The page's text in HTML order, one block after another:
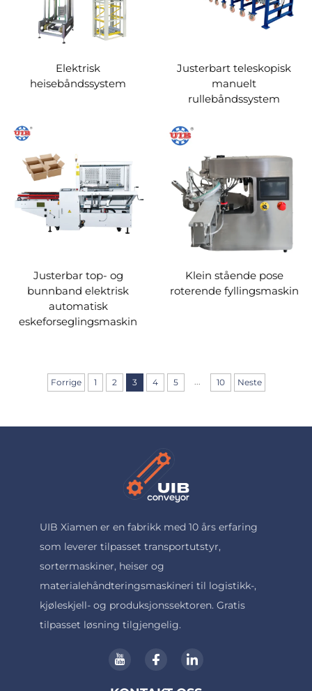
Elektrisk
heisebåndssystem
Justerbart teleskopisk
manuelt
rullebåndssystem
Justerbar top- og
bunnband elektrisk
automatisk
eskeforseglingsmaskin
Klein stående pose
roterende fyllingsmaskin
Forrige 1 2 3 4 5 10 Neste
UIB Xiamen er en fabrikk med 10 års erfaring
som leverer tilpasset transportutstyr,
sortermaskiner, heiser og
materialehåndteringsmaskineri til logistikk-,
kjøleskjell- og produksjonssektoren. Gratis
tilpasset løsning tilgjengelig.